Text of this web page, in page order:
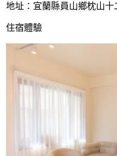
地址：宜蘭縣員山鄉枕山十
住宿體驗